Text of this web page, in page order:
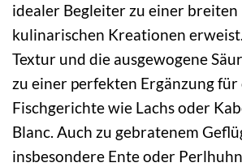
idealer Begleiter zu einer breiten
kulinarischen Kreationen
Textur und die ausgewogene
zu einer perfekten Ergänzung für
Fischgerichte wie Lachs oder
Blanc. Auch zu gebratenem
insbesondere Ente oder